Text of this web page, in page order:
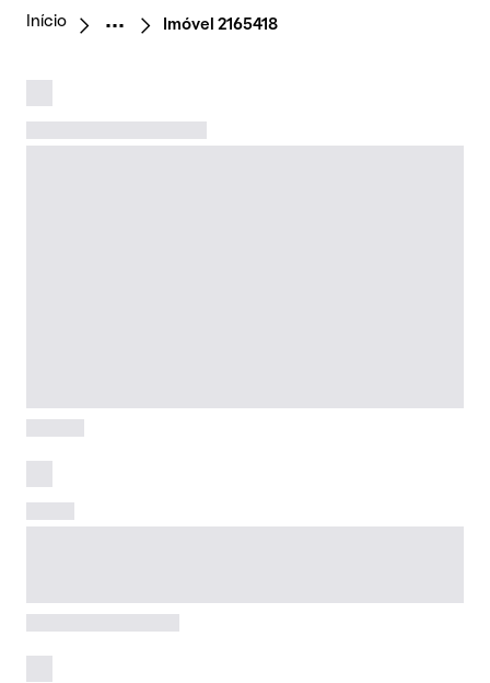
Início Imóvel 2165418